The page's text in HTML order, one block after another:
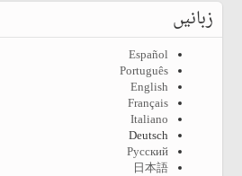
زبانیں
Español
Português
English
Français
Italiano
Deutsch
Русский
日本語